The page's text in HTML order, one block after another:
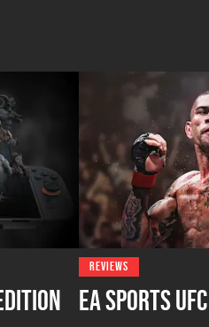
REVIEWS
EA Sports